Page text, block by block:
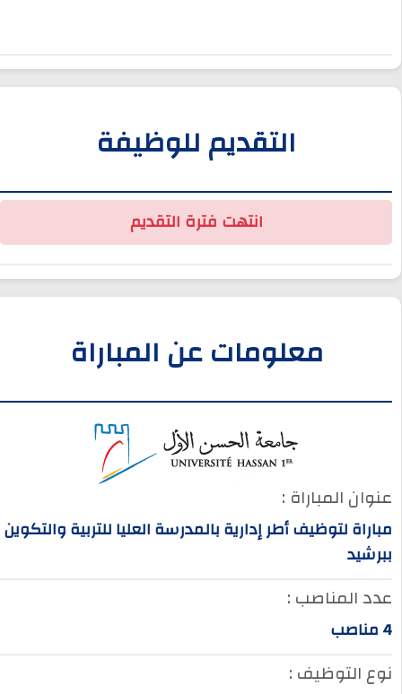
التقديم للوظيفة
انتهت فترة التقديم
معلومات عن المباراة
عنوان المباراة :
مباراة لتوظيف أطر إدارية بالمدرسة العليا للتربية والتكوين
ببرشيد
عدد المناصب :
نوع التوظيف :